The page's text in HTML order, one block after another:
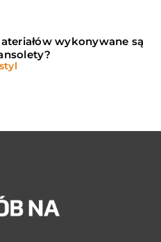
wykonywane są